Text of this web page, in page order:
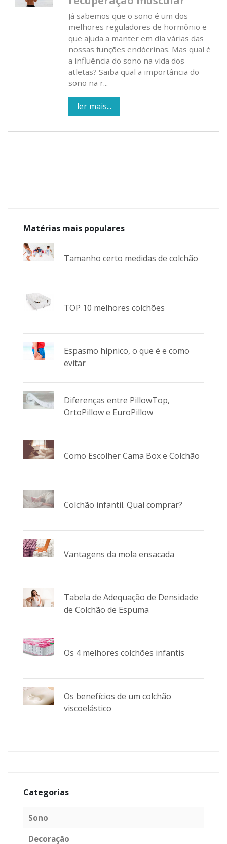
Já sabemos que o sono é um dos
melhores reguladores de hormônio e
que ajuda a manter em dia várias das
nossas funções endócrinas. Mas qual é
a influência do sono na vida dos
atletas? Saiba qual a importância do
sono na r...
ler mais...
Matérias mais populares
Tamanho certo medidas de colchão
TOP 10 melhores colchões
Espasmo hípnico, o que é e como
evitar
Diferenças entre PillowTop,
OrtoPillow e EuroPillow
Como Escolher Cama Box e Colchão
Colchão infantil. Qual comprar?
Vantagens da mola ensacada
Tabela de Adequação de Densidade
de Colchão de Espuma
Os 4 melhores colchões infantis
Os benefícios de um colchão
viscoelástico
Categorias
Sono
Decoração